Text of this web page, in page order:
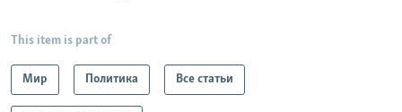
This item is part of
Мир Политика Все статьи